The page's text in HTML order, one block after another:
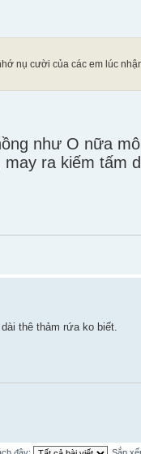
nụ cười của các em lúc
như O nữa
ra kiếm tấm
thê thảm rứa ko biết.